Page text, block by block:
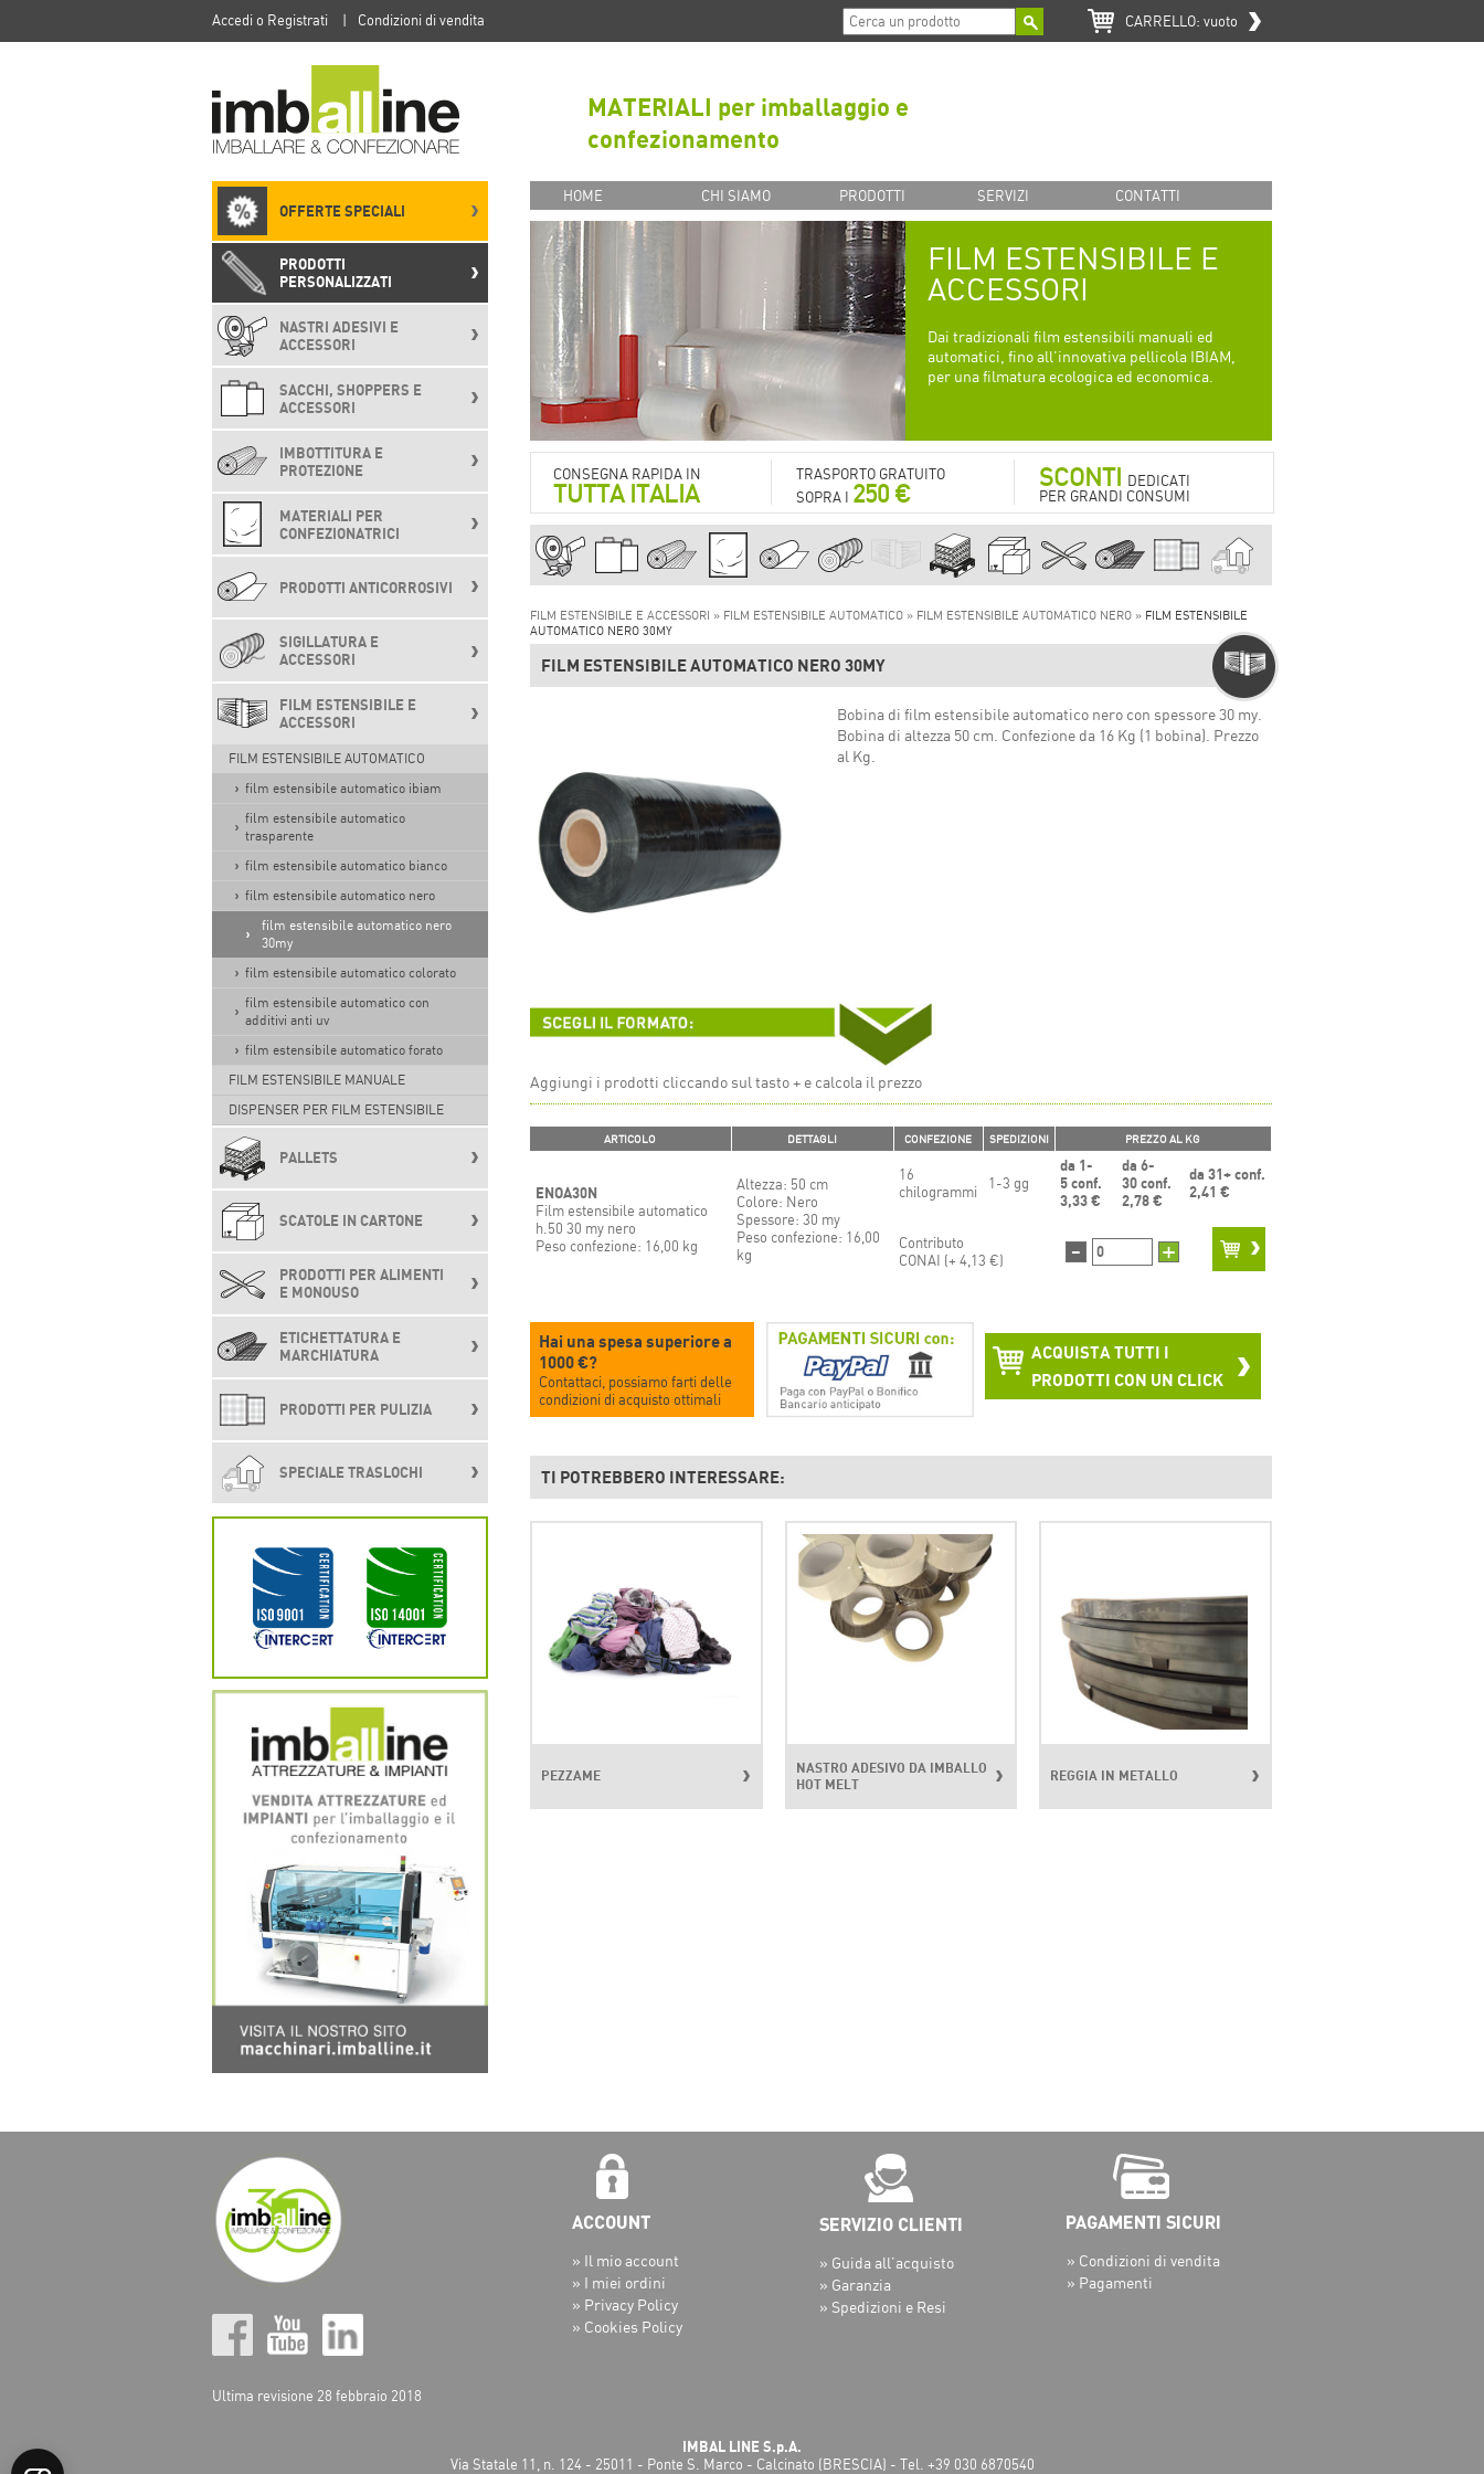
Accedi o Registrati | Condizioni di vendita CARRELLO: vuoto
MATERIALI per imballaggio e
confezionamento
OFFERTE SPECIALI
PRODOTTI
PERSONALIZZATI
NASTRI ADESIVI E
ACCESSORI
SACCHI, SHOPPERS E
ACCESSORI
IMBOTTITURA E
PROTEZIONE
MATERIALI PER
CONFEZIONATRICI
PRODOTTI ANTICORROSIVI
SIGILLATURA E
ACCESSORI
FILM ESTENSIBILE E
ACCESSORI
FILM ESTENSIBILE AUTOMATICO
film estensibile automatico ibiam
film estensibile automatico
trasparente
film estensibile automatico bianco
film estensibile automatico nero
film estensibile automatico nero
30my
film estensibile automatico colorato
film estensibile automatico con
additivi anti uv
film estensibile automatico forato
FILM ESTENSIBILE MANUALE
DISPENSER PER FILM ESTENSIBILE
PALLETS
SCATOLE IN CARTONE
PRODOTTI PER ALIMENTI
E MONOUSO
ETICHETTATURA E
MARCHIATURA
PRODOTTI PER PULIZIA
SPECIALE TRASLOCHI
HOME CHI SIAMO PRODOTTI SERVIZI CONTATTI
FILM ESTENSIBILE E
ACCESSORI
Dai tradizionali film estensibili manuali ed
automatici, fino all'innovativa pellicola IBIAM,
per una filmatura ecologica ed economica.
CONSEGNA RAPIDA IN
TUTTA ITALIA
TRASPORTO GRATUITO
SOPRA I 250 €
SCONTI DEDICATI
PER GRANDI CONSUMI
FILM ESTENSIBILE E ACCESSORI » FILM ESTENSIBILE AUTOMATICO » FILM ESTENSIBILE AUTOMATICO NERO » FILM ESTENSIBILE
AUTOMATICO NERO 30MY
FILM ESTENSIBILE AUTOMATICO NERO 30MY
Bobina di film estensibile automatico nero con spessore 30 my.
Bobina di altezza 50 cm. Confezione da 16 Kg (1 bobina). Prezzo
al Kg.
Aggiungi i prodotti cliccando sul tasto + e calcola il prezzo
ARTICOLO DETTAGLI CONFEZIONE SPEDIZIONI PREZZO AL KG
ENOA30N
Film estensibile automatico
h.50 30 my nero
Peso confezione: 16,00 kg
Altezza: 50 cm
Colore: Nero
Spessore: 30 my
Peso confezione: 16,00
kg
16
chilogrammi
1-3 gg
da 1-
5 conf.
3,33 €
da 6-
30 conf.
2,78 €
da 31+ conf.
2,41 €
Contributo
CONAI (+ 4,13 €) - +
ACQUISTA TUTTI I
PRODOTTI CON UN CLICK
Hai una spesa superiore a
1000 €?
Contattaci, possiamo farti delle
condizioni di acquisto ottimali
TI POTREBBERO INTERESSARE:
PEZZAME
NASTRO ADESIVO DA IMBALLO
HOT MELT
REGGIA IN METALLO
Ultima revisione 28 febbraio 2018
» Il mio account
» I miei ordini
» Privacy Policy
» Cookies Policy
» Guida all’acquisto
» Garanzia
» Spedizioni e Resi
» Condizioni di vendita
» Pagamenti
IMBAL LINE S.p.A.
Via Statale 11, n. 124 - 25011 - Ponte S. Marco - Calcinato (BRESCIA) - Tel. +39 030 6870540